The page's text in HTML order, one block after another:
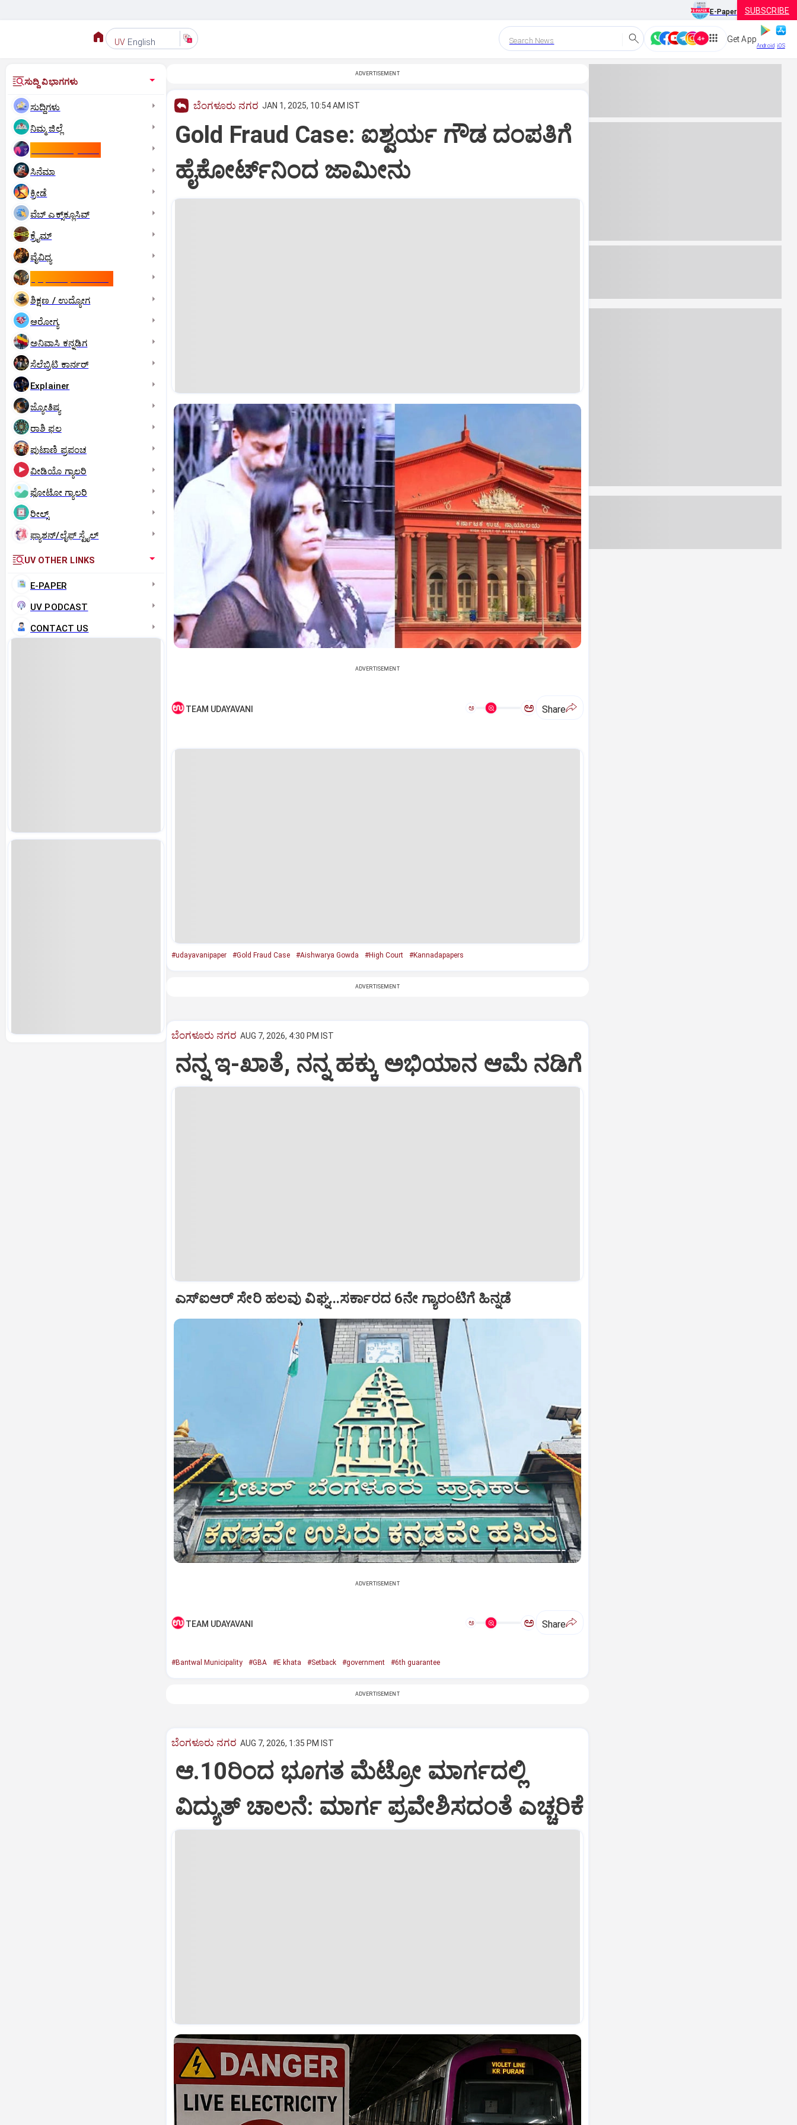
E-Paper SUBSCRIBE
UV English Search News Get App
Android iOS
ಸುದ್ದಿ ವಿಭಾಗಗಳು
ಸುದ್ದಿಗಳು
ನಿಮ್ಮ ಜಿಲ್ಲೆ
ಸಿನೆಮಾ
ಕ್ರೀಡೆ
ವೆಬ್ ಎಕ್ಸ್‌ಕ್ಲೂಸಿವ್
ಕ್ರೈಮ್
ವೈವಿಧ್ಯ
ಶಿಕ್ಷಣ / ಉದ್ಯೋಗ
ಆರೋಗ್ಯ
ಅನಿವಾಸಿ ಕನ್ನಡಿಗ
ಸೆಲೆಬ್ರಿಟಿ ಕಾರ್ನರ್‌
Explainer
ಜ್ಯೋತಿಷ್ಯ
ರಾಶಿ ಫಲ
ಪುಟಾಣಿ ಪ್ರಪಂಚ
ವೀಡಿಯೊ ಗ್ಯಾಲರಿ
ಫೋಟೋ ಗ್ಯಾಲರಿ
ರೀಲ್ಸ್
ಫ್ಯಾಶನ್/ಲೈಫ್‌ ಸ್ಟೈಲ್
UV OTHER LINKS
E-PAPER
UV PODCAST
CONTACT US
ADVERTISEMENT
ಬೆಂಗಳೂರು ನಗರ JAN 1, 2025, 10:54 AM IST
Gold Fraud Case: ಐಶ್ವರ್ಯ ಗೌಡ ದಂಪತಿಗೆ
ಹೈಕೋರ್ಟ್‌ನಿಂದ ಜಾಮೀನು
ADVERTISEMENT
TEAM UDAYAVANI ಅ ಅ Share
#udayavanipaper #Gold Fraud Case #Aishwarya Gowda #High Court #Kannadapapers
ADVERTISEMENT
ಬೆಂಗಳೂರು ನಗರ AUG 7, 2026, 4:30 PM IST
ನನ್ನ ಇ-ಖಾತೆ, ನನ್ನ ಹಕ್ಕು ಅಭಿಯಾನ ಆಮೆ ನಡಿಗೆ
ಎಸ್‌ಐಆರ್‌ ಸೇರಿ ಹಲವು ವಿಘ್ನ...ಸರ್ಕಾರದ 6ನೇ ಗ್ಯಾರಂಟಿಗೆ ಹಿನ್ನಡೆ
ADVERTISEMENT
TEAM UDAYAVANI ಅ ಅ Share
#Bantwal Municipality #GBA #E khata #Setback #government #6th guarantee
ADVERTISEMENT
ಬೆಂಗಳೂರು ನಗರ AUG 7, 2026, 1:35 PM IST
ಆ.10ರಿಂದ ಭೂಗತ ಮೆಟ್ರೋ ಮಾರ್ಗದಲ್ಲಿ
ವಿದ್ಯುತ್‌ ಚಾಲನೆ: ಮಾರ್ಗ ಪ್ರವೇಶಿಸದಂತೆ ಎಚ್ಚರಿಕೆ